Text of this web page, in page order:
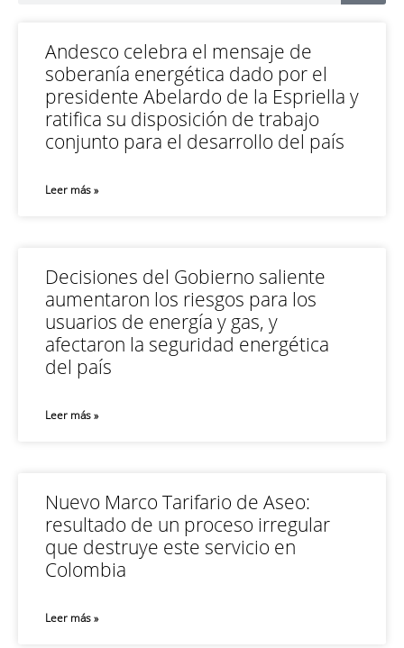
Andesco celebra el mensaje de
soberanía energética dado por el
presidente Abelardo de la Espriella y
ratifica su disposición de trabajo
conjunto para el desarrollo del país
Leer más »
Decisiones del Gobierno saliente
aumentaron los riesgos para los
usuarios de energía y gas, y
afectaron la seguridad energética
del país
Leer más »
Nuevo Marco Tarifario de Aseo:
resultado de un proceso irregular
que destruye este servicio en
Colombia
Leer más »